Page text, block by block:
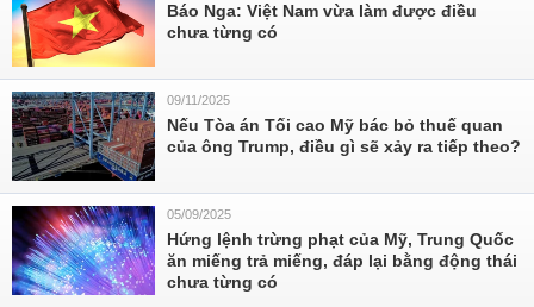
Báo Nga: Việt Nam vừa làm được điều
chưa từng có
09/11/2025
Nếu Tòa án Tối cao Mỹ bác bỏ thuế quan
của ông Trump, điều gì sẽ xảy ra tiếp theo?
05/09/2025
Hứng lệnh trừng phạt của Mỹ, Trung Quốc
ăn miếng trả miếng, đáp lại bằng động thái
chưa từng có